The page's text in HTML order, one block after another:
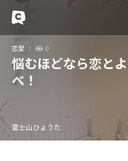
恋愛 0
悩むほどなら恋とよ
べ！
富士山ひょうた